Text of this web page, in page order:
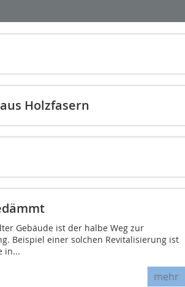
Holzfasern
Gebäude ist der halbe Weg zur
Beispiel einer solchen Revitalisierung ist
in...
mehr